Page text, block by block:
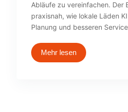
Abläufe zu vereinfachen. Der
praxisnah, wie lokale Läden
Planung und besseren
Mehr lesen